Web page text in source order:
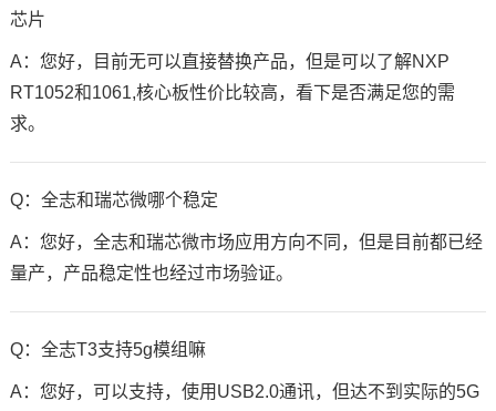
芯片
A：您好，目前无可以直接替换产品，但是可以了解NXP
RT1052和1061,核心板性价比较高，看下是否满足您的需
求。
Q：全志和瑞芯微哪个稳定
A：您好，全志和瑞芯微市场应用方向不同，但是目前都已经
量产，产品稳定性也经过市场验证。
Q：全志T3支持5g模组嘛
A：您好，可以支持，使用USB2.0通讯，但达不到实际的5G